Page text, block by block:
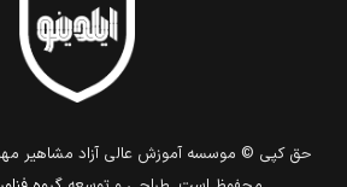
حق كپي © موسسه آموزش عالی آزاد مشاهیر